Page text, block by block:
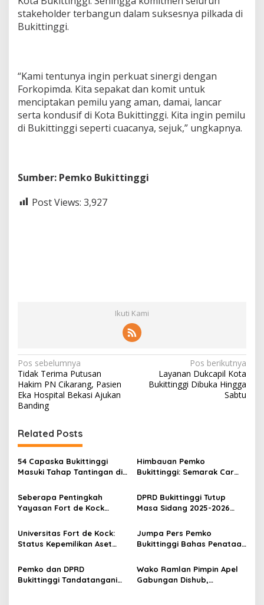
stakeholder terbangun dalam suksesnya pilkada di
Bukittinggi.
“Kami tentunya ingin perkuat sinergi dengan
Forkopimda. Kita sepakat dan komit untuk
menciptakan pemilu yang aman, damai, lancar
serta kondusif di Kota Bukittinggi. Kita ingin pemilu
di Bukittinggi seperti cuacanya, sejuk,” ungkapnya.
Sumber: Pemko Bukittinggi
Post Views: 3,927
Ikuti Kami
N
a
v
g
a
s
p
o
s
Pos sebelumnya
Tidak Terima Putusan
Hakim PN Cikarang, Pasien
Eka Hospital Bekasi Ajukan
Banding
Pos berikutnya
Layanan Dukcapil Kota
Bukittinggi Dibuka Hingga
Sabtu
Related Posts
54 Capaska Bukittinggi
Masuki Tahap Tantingan di
Himbauan Pemko
Bukittinggi: Semarak Car
HUT ke I Komando Daerah
Militer (KODAM) XX/Tuanku
Imam Bonjol
Seberapa Pentingkah
Yayasan Fort de Kock
Perekonomian Masyarakat
Jam Gadang?
DPRD Bukittinggi Tutup
Masa Sidang 2025-2026
2026-2027, Wako Ramlan
Beri Apresiasi
Universitas Fort de Kock:
Status Kepemilikan Aset
Milik Yayasan Berdasarkan
Putusan Mahkamah Agung
Nomor 2108/K/Pdt/2022
Jumpa Pers Pemko
Bukittinggi Bahas Penataan
Kampus UFDK
Pemko dan DPRD
Bukittinggi Tandatangani
Wako Ramlan Pimpin Apel
Gabungan Dishub,